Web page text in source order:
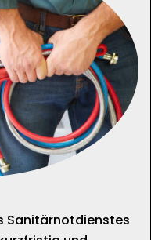
Sanitärnotdienstes